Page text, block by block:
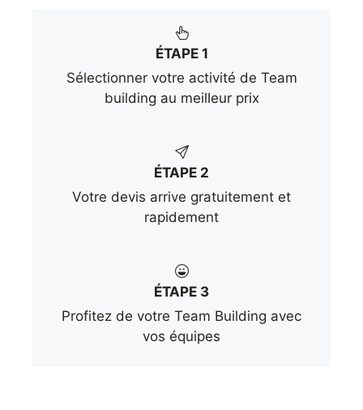
ÉTAPE 1
Sélectionner votre activité de Team
building au meilleur prix
ÉTAPE 2
Votre devis arrive gratuitement et
rapidement
ÉTAPE 3
Profitez de votre Team Building avec
vos équipes